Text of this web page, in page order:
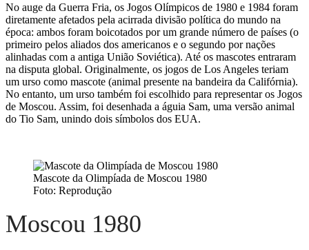
No auge da Guerra Fria, os Jogos Olímpicos de 1980 e 1984 foram
diretamente afetados pela acirrada divisão política do mundo na
época: ambos foram boicotados por um grande número de países (o
primeiro pelos aliados dos americanos e o segundo por nações
alinhadas com a antiga União Soviética). Até os mascotes entraram
na disputa global. Originalmente, os jogos de Los Angeles teriam
um urso como mascote (animal presente na bandeira da Califórnia).
No entanto, um urso também foi escolhido para representar os Jogos
de Moscou. Assim, foi desenhada a águia Sam, uma versão animal
do Tio Sam, unindo dois símbolos dos EUA.
Mascote da Olimpíada de Moscou 1980
Foto: Reprodução
Moscou 1980